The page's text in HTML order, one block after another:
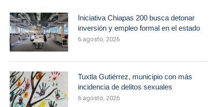
Iniciativa Chiapas 200 busca detonar
inversión y empleo formal en el estado
6 agosto, 2026
Tuxtla Gutiérrez, municipio con más
incidencia de delitos sexuales
6 agosto, 2026